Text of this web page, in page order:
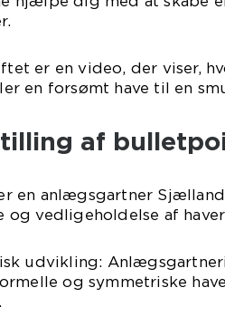
er en video, der viser,
en forsømt have til en
af
en anlægsgartner
og vedligeholdelse af
udvikling:
og symmetriske